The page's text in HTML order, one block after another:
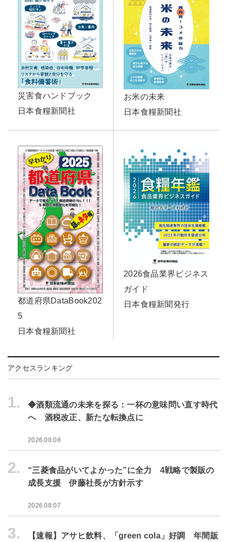
災害食ハンドブック
日本食糧新聞社
お米の未来
日本食糧新聞社
都道府県DataBook202
5
日本食糧新聞社
2026食品業界ビジネス
ガイド
日本食糧新聞発行
アクセスランキング
1.
◆酒類流通の未来を探る：一杯の意味問い直す時代
へ 酒税改正、新たな転換点に
2026.08.08
2.
“三菱食品がいてよかった”に全力 4戦略で製販の
成長支援 伊藤社長が方針示す
2026.08.07
3.
【速報】アサヒ飲料、「green cola」好調 年間販